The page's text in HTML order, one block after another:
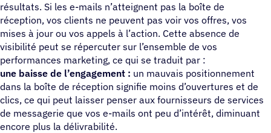
résultats. Si les e-mails n’atteignent pas la boîte de
réception, vos clients ne peuvent pas voir vos offres, vos
mises à jour ou vos appels à l’action. Cette absence de
visibilité peut se répercuter sur l’ensemble de vos
performances marketing, ce qui se traduit par :
une baisse de l’engagement : un mauvais positionnement
dans la boîte de réception signifie moins d’ouvertures et de
clics, ce qui peut laisser penser aux fournisseurs de services
de messagerie que vos e-mails ont peu d’intérêt, diminuant
encore plus la délivrabilité.